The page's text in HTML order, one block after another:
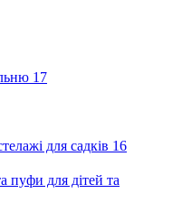
17
для садків 16
пуфи для дітей та